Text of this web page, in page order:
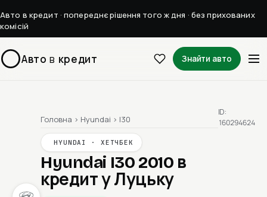
Авто в кредит · попереднє рішення того ж дня · без прихованих
комісій
Авто в кредит Знайти авто
Головна › Hyundai › I30
HYUNDAI · ХЕТЧБЕК
Hyundai I30 2010 в
кредит у Луцьку
ID:
160294624